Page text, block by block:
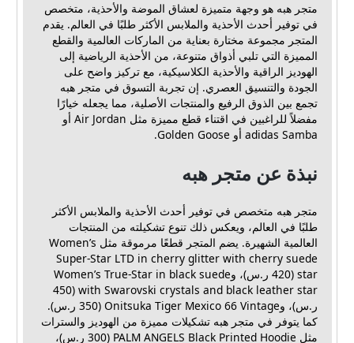
متجر هبه هو وجهة متميزة لعشاق الموضة والأحذية، متخصص
في توفير أحدث الأحذية والملابس الأكثر طلبًا في العالم. يقدم
المتجر مجموعة مختارة بعناية من الماركات العالمية والقطع
المميزة التي تلبي أذواق متنوعة، من الأحذية الرياضية إلى
الهوديز الراقية والأحذية الكلاسيكية، مع تركيز واضح على
الجودة والتنسيق العصري. إن تجربة التسوق في متجر هبه
تجمع بين الذوق الرفيع والمنتجات الأصلية، مما يجعله خيارًا
مفضلاً للراغبين في اقتناء قطع مميزة مثل Air Jordan أو
adidas Samba أو Golden Goose.
نبذة عن متجر هبه
متجر هبه متخصص في توفير أحدث الأحذية والملابس الأكثر
طلبًا في العالم، ويعكس ذلك تنوع تشكيلته من المنتجات
العالمية الشهيرة. يضم المتجر قطعًا مرموقة مثل Women’s
Super-Star LTD in cherry glitter with cherry suede
star (420 ر.س)، وWomen’s True-Star in black suede
with Swarovski crystals and black leather star (450
ر.س)، وOnitsuka Tiger Mexico 66 Vintage (350 ر.س).
كما يتوفر في متجر هبه تشكيلات مميزة من الهوديز والسترات
مثل PALM ANGELS Black Printed Hoodie (300 ر.س)،